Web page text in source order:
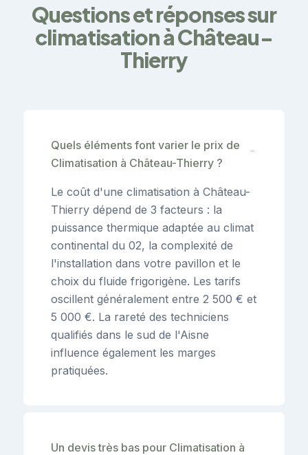
Questions et réponses sur
climatisation à Château-
Thierry
Quels éléments font varier le prix de
Climatisation à Château-Thierry ?
⌄
Le coût d'une climatisation à Château-
Thierry dépend de 3 facteurs : la
puissance thermique adaptée au climat
continental du 02, la complexité de
l'installation dans votre pavillon et le
choix du fluide frigorigène. Les tarifs
oscillent généralement entre 2 500 € et
5 000 €. La rareté des techniciens
qualifiés dans le sud de l'Aisne
influence également les marges
pratiquées.
Un devis très bas pour Climatisation à